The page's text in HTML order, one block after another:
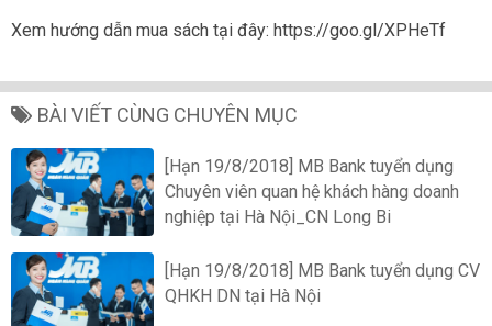
Xem hướng dẫn mua sách tại đây: https://goo.gl/XPHeTf
BÀI VIẾT CÙNG CHUYÊN MỤC
[Hạn 19/8/2018] MB Bank tuyển dụng
Chuyên viên quan hệ khách hàng doanh
nghiệp tại Hà Nội_CN Long Bi
[Hạn 19/8/2018] MB Bank tuyển dụng CV
QHKH DN tại Hà Nội